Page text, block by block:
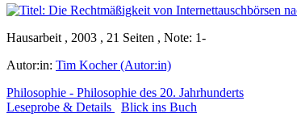
Hausarbeit , 2003 , 21 Seiten , Note: 1-
Autor:in: Tim Kocher (Autor:in)
Philosophie - Philosophie des 20. Jahrhunderts
Leseprobe & Details
Blick ins Buch